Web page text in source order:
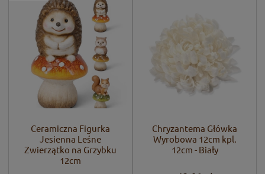
Ceramiczna Figurka
Jesienna Leśne
Zwierzątko na Grzybku
12cm
Chryzantema Główka
Wyrobowa 12cm kpl.
12cm - Biały